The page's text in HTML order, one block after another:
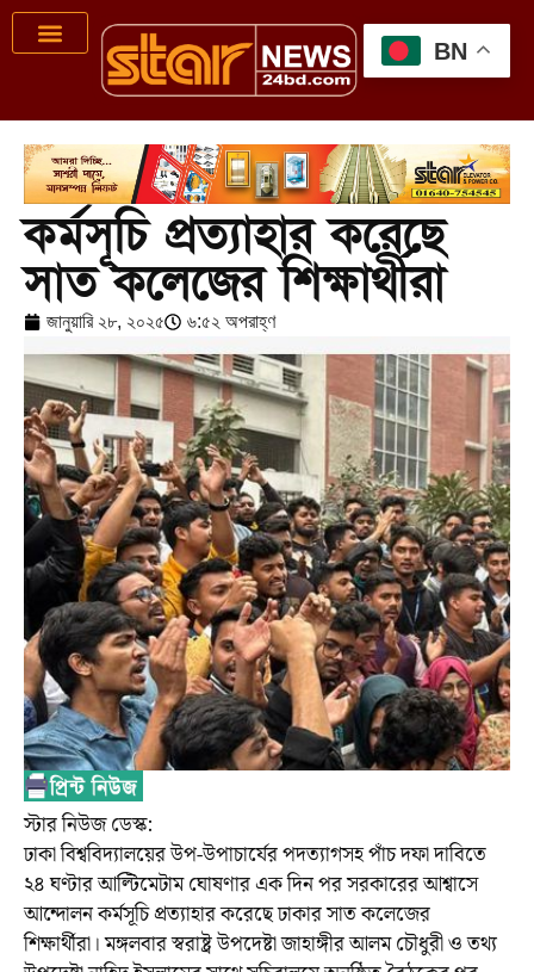
কর্মসূচি প্রত্যাহার করেছে
সাত কলেজের শিক্ষার্থীরা
জানুয়ারি ২৮, ২০২৫ ৬:৫২ অপরাহ্ণ
স্টার নিউজ ডেস্ক:
ঢাকা বিশ্ববিদ্যালয়ের উপ-উপাচার্যের পদত্যাগসহ পাঁচ দফা দাবিতে
২৪ ঘণ্টার আল্টিমেটাম ঘোষণার এক দিন পর সরকারের আশ্বাসে
আন্দোলন কর্মসূচি প্রত্যাহার করেছে ঢাকার সাত কলেজের
শিক্ষার্থীরা। মঙ্গলবার স্বরাষ্ট্র উপদেষ্টা জাহাঙ্গীর আলম চৌধুরী ও তথ্য
BN